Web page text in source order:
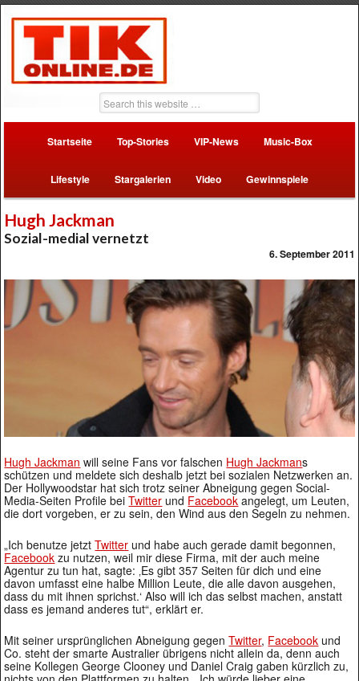
Startseite Top-Stories VIP-News Music-Box
Lifestyle Stargalerien Video Gewinnspiele
Hugh Jackman
Sozial-medial vernetzt
6. September 2011
Hugh Jackman will seine Fans vor falschen Hugh Jackmans
schützen und meldete sich deshalb jetzt bei sozialen Netzwerken an.
Der Hollywoodstar hat sich trotz seiner Abneigung gegen Social-
Media-Seiten Profile beiTwitter und Facebook angelegt, um Leuten,
die dort vorgeben, er zu sein, den Wind aus den Segeln zu nehmen.
„Ich benutze jetztTwitter und habe auch gerade damit begonnen,
Facebook zu nutzen, weil mir diese Firma, mit der auch meine
Agentur zu tun hat, sagte: ‚Es gibt 357 Seiten für dich und eine
davon umfasst eine halbe Million Leute, die alle davon ausgehen,
dass du mit ihnen sprichst.‘ Also will ich das selbst machen, anstatt
dass es jemand anderes tut“, erklärt er.
Mit seiner ursprünglichen Abneigung gegenTwitter, Facebook und
Co. steht der smarte Australier übrigens nicht allein da, denn auch
seine Kollegen George Clooney und Daniel Craig gaben kürzlich zu,